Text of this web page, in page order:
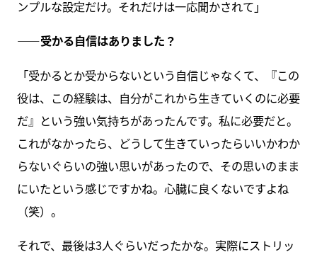
ンプルな設定だけ。それだけは一応聞かされて」
――受かる自信はありました？
「受かるとか受からないという自信じゃなくて、『この
役は、この経験は、自分がこれから生きていくのに必要
だ』という強い気持ちがあったんです。私に必要だと。
これがなかったら、どうして生きていったらいいかわか
らないぐらいの強い思いがあったので、その思いのまま
にいたという感じですかね。心臓に良くないですよね
（笑）。
それで、最後は3人ぐらいだったかな。実際にストリッ